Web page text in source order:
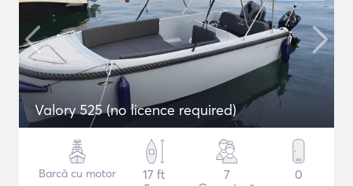
Valory 525 (no licence required)
Barcă cu motor
17 ft
7
0